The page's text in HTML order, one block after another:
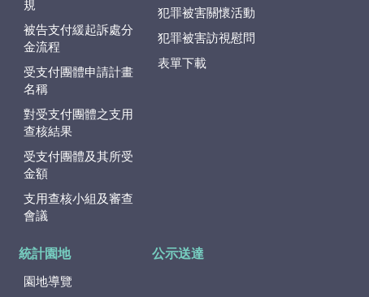
規
被告支付緩起訴處分
金流程
受支付團體申請計畫
名稱
對受支付團體之支用
查核結果
受支付團體及其所受
金額
支用查核小組及審查
會議
犯罪被害關懷活動
犯罪被害訪視慰問
表單下載
統計園地
園地導覽
公示送達